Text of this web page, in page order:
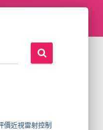
價近視雷射控制